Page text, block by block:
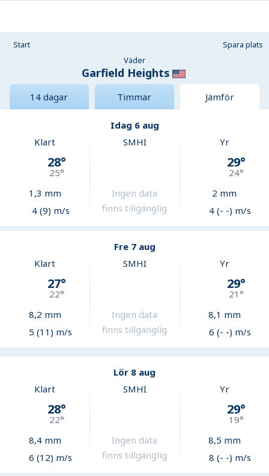
Start
Spara plats
Väder
Garfield Heights
14 dagar Timmar Jämför
Idag 6 aug
Klart
28°
25°
1,3 mm
4 (9) m/s
SMHI
Ingen data
finns tillgänglig
Yr
29°
24°
2 mm
4 (- -) m/s
Fre 7 aug
Klart
27°
22°
8,2 mm
5 (11) m/s
SMHI
Ingen data
finns tillgänglig
Yr
29°
21°
8,1 mm
6 (- -) m/s
Lör 8 aug
Klart
28°
22°
8,4mm
6 (12) m/s
SMHI
Ingen data
finns tillgänglig
Yr
29°
19°
8,5 mm
8 (- -) m/s